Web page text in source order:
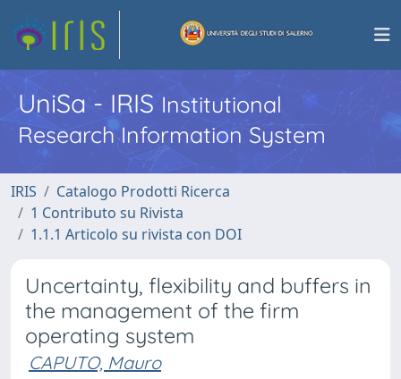
UniSa - IRISInstitutional
Research Information System
IRIS
Catalogo Prodotti Ricerca
1 Contributo su Rivista
1.1.1 Articolo su rivista con DOI
Uncertainty, flexibility and buffers in
the management of the firm
operating system
CAPUTO, Mauro